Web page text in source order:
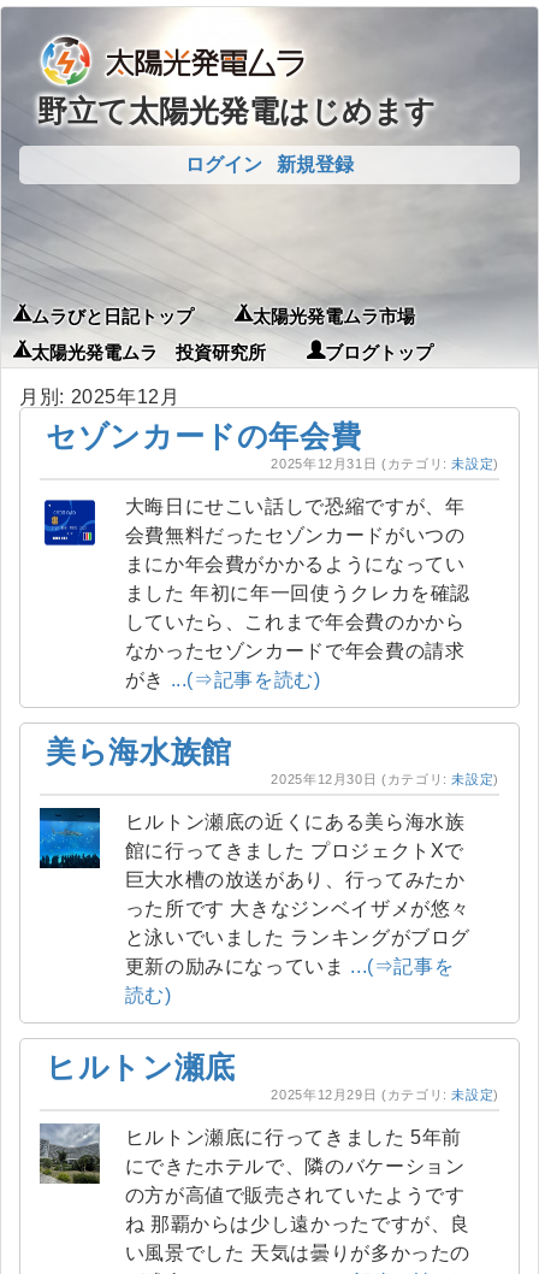
野立て太陽光発電はじめます
ログイン 新規登録
ムラびと日記トップ
太陽光発電ムラ市場
太陽光発電ムラ 投資研究所
ブログトップ
月別: 2025年12月
セゾンカードの年会費
2025年12月31日 (カテゴリ:未設定)
大晦日にせこい話しで恐縮ですが、年
会費無料だったセゾンカードがいつの
まにか年会費がかかるようになってい
ました 年初に年一回使うクレカを確認
していたら、これまで年会費のかから
なかったセゾンカードで年会費の請求
がき ...(⇒記事を読む)
美ら海水族館
2025年12月30日 (カテゴリ:未設定)
ヒルトン瀬底の近くにある美ら海水族
館に行ってきました プロジェクトXで
巨大水槽の放送があり、行ってみたか
った所です 大きなジンベイザメが悠々
と泳いでいました ランキングがブログ
更新の励みになっていま ...(⇒記事を
読む)
ヒルトン瀬底
2025年12月29日 (カテゴリ:未設定)
ヒルトン瀬底に行ってきました 5年前
にできたホテルで、隣のバケーション
の方が高値で販売されていたようです
ね 那覇からは少し遠かったですが、良
い風景でした 天気は曇りが多かったの